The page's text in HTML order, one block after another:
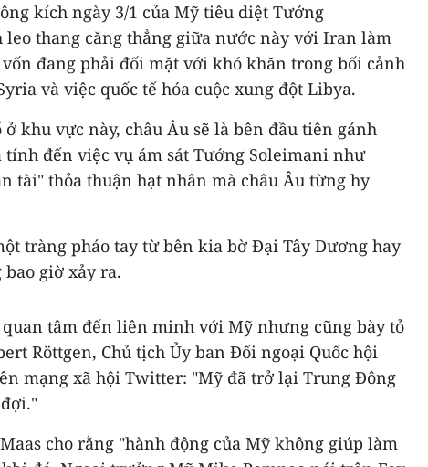
kích ngày 3/1 của Mỹ tiêu diệt Tướng
leo thang căng thẳng giữa nước này với Iran làm
đang phải đối mặt với khó khăn trong bối cảnh
và việc quốc tế hóa cuộc xung đột Libya.
khu vực này, châu Âu sẽ là bên đầu tiên gánh
tính đến việc vụ ám sát Tướng Soleimani như
tài" thỏa thuận hạt nhân mà châu Âu từng hy
tràng pháo tay từ bên kia bờ Đại Tây Dương hay
giờ xảy ra.
tâm đến liên minh với Mỹ nhưng cũng bày tỏ
Röttgen, Chủ tịch Ủy ban Đối ngoại Quốc hội
mạng xã hội Twitter: "Mỹ đã trở lại Trung Đông
cho rằng "hành động của Mỹ không giúp làm